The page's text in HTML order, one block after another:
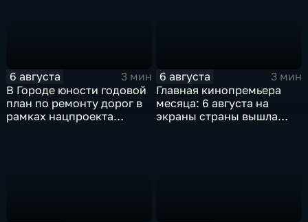
6 августа
3 мин
В Городе юности годовой
план по ремонту дорог в
рамках нацпроекта
6 августа
3 мин
Главная кинопремьера
месяца: 6 августа на
экраны страны вышла